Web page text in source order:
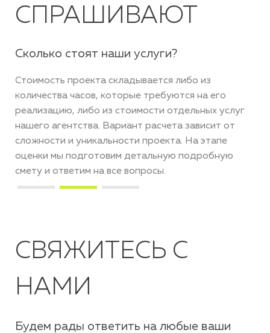
СПРАШИВАЮТ
Сколько стоят наши услуги?
Стоимость проекта складывается либо из
количества часов, которые требуются на его
реализацию, либо из стоимости отдельных услуг
нашего агентства. Вариант расчета зависит от
сложности и уникальности проекта. На этапе
оценки мы подготовим детальную подробную
смету и ответим на все вопросы.
CВЯЖИТЕСЬ С
НАМИ
Будем рады ответить на любые ваши